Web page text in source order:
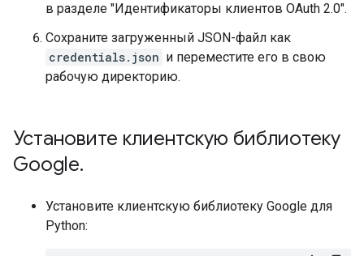
в разделе "Идентификаторы клиентов OAuth 2.0".
Сохраните загруженный JSON-файл как
credentials.json и переместите его в свою
рабочую директорию.
Установите клиентскую библиотеку
Google.
Установите клиентскую библиотеку Google для
Python: